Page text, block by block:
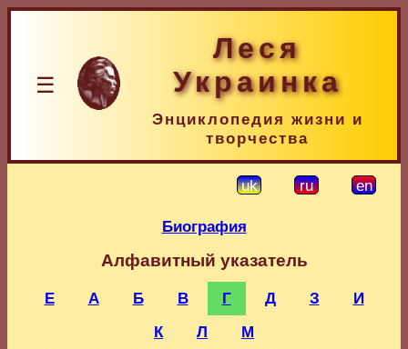
☰
Леся
Украинка
Энциклопедия жизни и
творчества
uk ru en
Биография
Алфавитный указатель
E А Б В Г Д З
И
К
Л
М